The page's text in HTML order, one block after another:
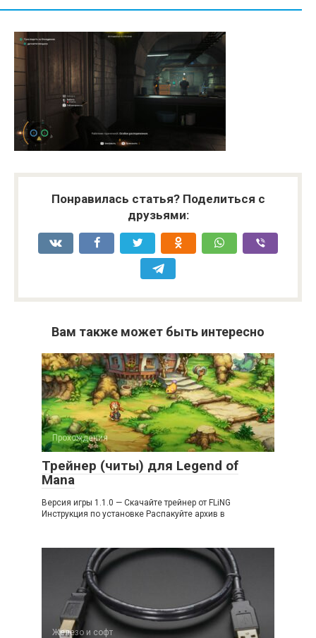
Понравилась статья? Поделиться с
друзьями:
Вам также может быть интересно
Прохождения
Трейнер (читы) для Legend of
Mana
Версия игры 1.1.0 — Скачайте трейнер от FLiNG
Инструкция по установке Распакуйте архив в
Железо и софт